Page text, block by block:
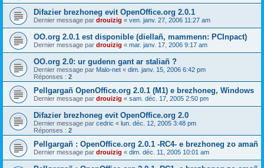
Difazier brezhoneg evit OpenOffice.org 2.0.1
Dernier message par drouizig « ven. janv. 27, 2006 11:27 am
OO.org 2.0.1 est disponible (diellañ, mammenn: PCInpact)
Dernier message par drouizig « mar. janv. 17, 2006 9:17 am
OO.org 2.0: ur gudenn gant ar staliañ ?
Dernier message par Malo-net « dim. janv. 15, 2006 6:42 pm
Réponses : 2
Pellgargañ OpenOffice.org 2.0.1 (M1) e brezhoneg, Windows
Dernier message par drouizig « sam. déc. 17, 2005 2:50 pm
Difazier brezhoneg evit OpenOffice.org 2.0
Dernier message par cedric « lun. déc. 12, 2005 3:48 pm
Réponses : 2
Pellgargañ : OpenOffice.org 2.0.1 -RC4- e brezhoneg zo amañ
Dernier message par drouizig « dim. déc. 11, 2005 10:01 am